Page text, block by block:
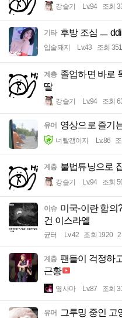
강슬기 Lv.94 조회
기타 후방 조심 ㅡ
입술돼지 Lv.43 조회
계층 졸업하면 바로
딸
강슬기 Lv.94 조회
유머 영상으로 즐기
너빨갱이지 Lv.86
계층 불법튜닝으로
강슬기 Lv.94 조회
이슈 미국-이란 합
건 이스라엘
균터 Lv.42 조회 1920
계층 팬들이 걱정하
근황
옆사마 Lv.87 조회
유머 그루밍 중인 고